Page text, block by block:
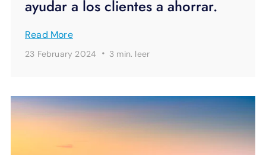
ayudar a los clientes a ahorrar.
Read More
23 February 2024 · 3 min. leer